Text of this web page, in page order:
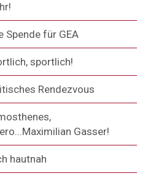
Spende für GEA
sportlich!
Rendezvous
Gasser!
hautnah